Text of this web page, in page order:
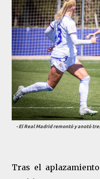
- El Real Madrid remontó y anotó
Tras el